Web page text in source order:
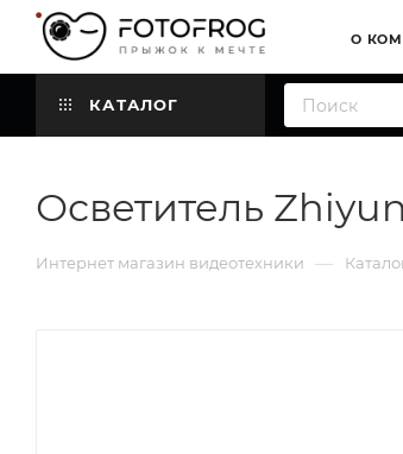
О
КАТАЛОГ
Осветитель
Интернет магазин видеотехники —